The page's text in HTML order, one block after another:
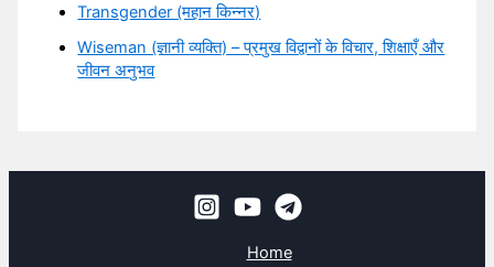
Transgender (महान किन्नर)
Wiseman (ज्ञानी व्यक्ति) – प्रमुख विद्वानों के विचार, शिक्षाएँ और
जीवन अनुभव
Home